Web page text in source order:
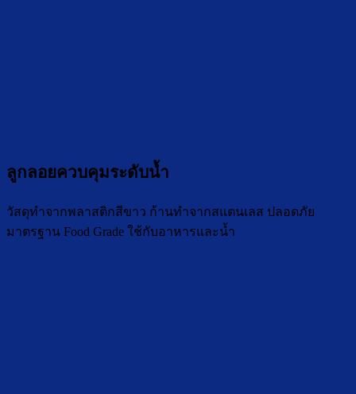
ลูกลอยควบคุมระดับน้ำ
วัสดุทำจากพลาสติกสีขาว ก้านทำจากสแตนเลส ปลอดภัย
มาตรฐาน Food Grade ใช้กับอาหารและน้ำ